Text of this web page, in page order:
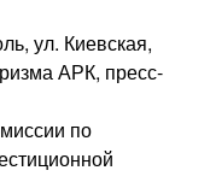
ул. Киевская,
АРК, пресс-
по